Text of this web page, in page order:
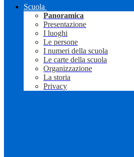
Scuola
Panoramica
Presentazione
I luoghi
Le persone
I numeri della scuola
Le carte della scuola
Organizzazione
La storia
Privacy